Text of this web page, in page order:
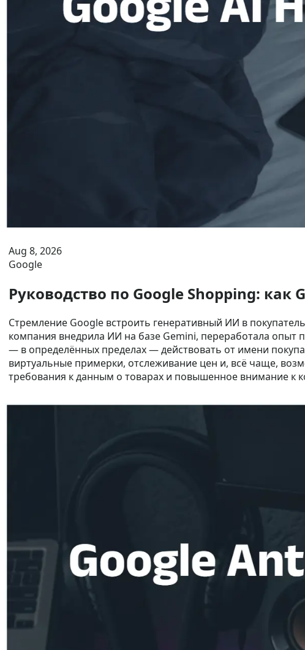
Aug 8, 2026
Google
Руководство по Google Shopping:
Стремление Google встроить генеративный ИИ в
компания внедрила ИИ на базе Gemini, переработала опыт
— в определённых пределах — действовать от имени
виртуальные примерки, отслеживание цен и, всё чаще,
требования к данным о товарах и повышенное внимание к